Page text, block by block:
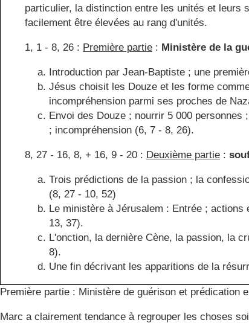
particulier, la distinction entre les unités et leurs
facilement être élevées au rang d'unités.
1, 1 - 8, 26 : Première partie : Ministère de la
Introduction par Jean-Baptiste ; une
Jésus choisit les Douze et les forme
incompréhension parmi ses proches de
Envoi des Douze ; nourrir 5 000
; incompréhension (6, 7 - 8, 26).
8, 27 - 16, 8, + 16, 9 - 20 : Deuxième partie :
Trois prédictions de la passion ; la
(8, 27 - 10, 52)
Le ministère à Jérusalem : Entrée ; actions
13, 37).
L'onction, la dernière Cène, la passion, la
8).
Une fin décrivant les apparitions de la
Première partie : Ministère de guérison et prédication
Marc a clairement tendance à regrouper les choses